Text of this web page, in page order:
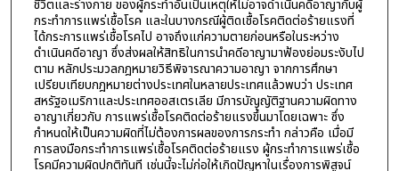
ชีวิตและร่างกาย ของผู้กระทำอันเป็นเหตุให้ไม่อาจดำเนินคดีอาญากับผู้
กระทำการแพร่เชื้อโรค และในบางกรณีผู้ติดเชื้อโรคติดต่อร้ายแรงที่
ได้กระการแพร่เชื้อโรคไป อาจถึงแก่ความตายก่อนหรือในระหว่าง
ดำเนินคดีอาญา ซึ่งส่งผลให้สิทธิในการนำคดีอาญามาฟ้องย่อมระงับไป
ตาม หลักประมวลกฎหมายวิธีพิจารณาความอาญา จากการศึกษา
เปรียบเทียบกฎหมายต่างประเทศในหลายประเทศแล้วพบว่า ประเทศ
สหรัฐอเมริกาและประเทศออสเตรเลีย มีการบัญญัติฐานความผิดทาง
อาญาเกี่ยวกับ การแพร่เชื้อโรคติดต่อร้ายแรงขึ้นมาโดยเฉพาะ ซึ่ง
กำหนดให้เป็นความผิดที่ไม่ต้องการผลของการกระทำ กล่าวคือ เมื่อมี
การลงมือกระทำการแพร่เชื้อโรคติดต่อร้ายแรง ผู้กระทำการแพร่เชื้อ
โรคมีความผิดปกติทันที เช่นนี้จะไม่ก่อให้เกิดปัญหาในเรื่องการพิสูจน์